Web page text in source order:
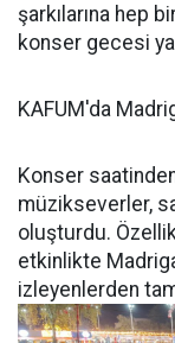
şarkılarına hep
konser gecesi
KAFUM'da
Konser
müzikseverler,
oluşturdu.
etkinlikte
izleyenlerden